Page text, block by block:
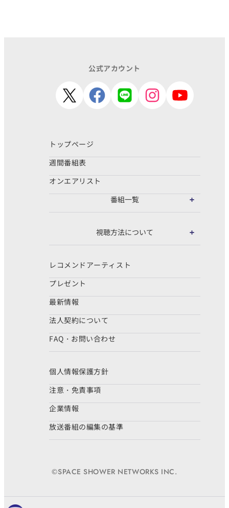
公式アカウント
トップページ
週間番組表
オンエアリスト
番組一覧
視聴方法について
レコメンドアーティスト
プレゼント
最新情報
法人契約について
FAQ・お問い合わせ
個人情報保護方針
注意・免責事項
企業情報
放送番組の編集の基準
©SPACE SHOWER NETWORKS INC.